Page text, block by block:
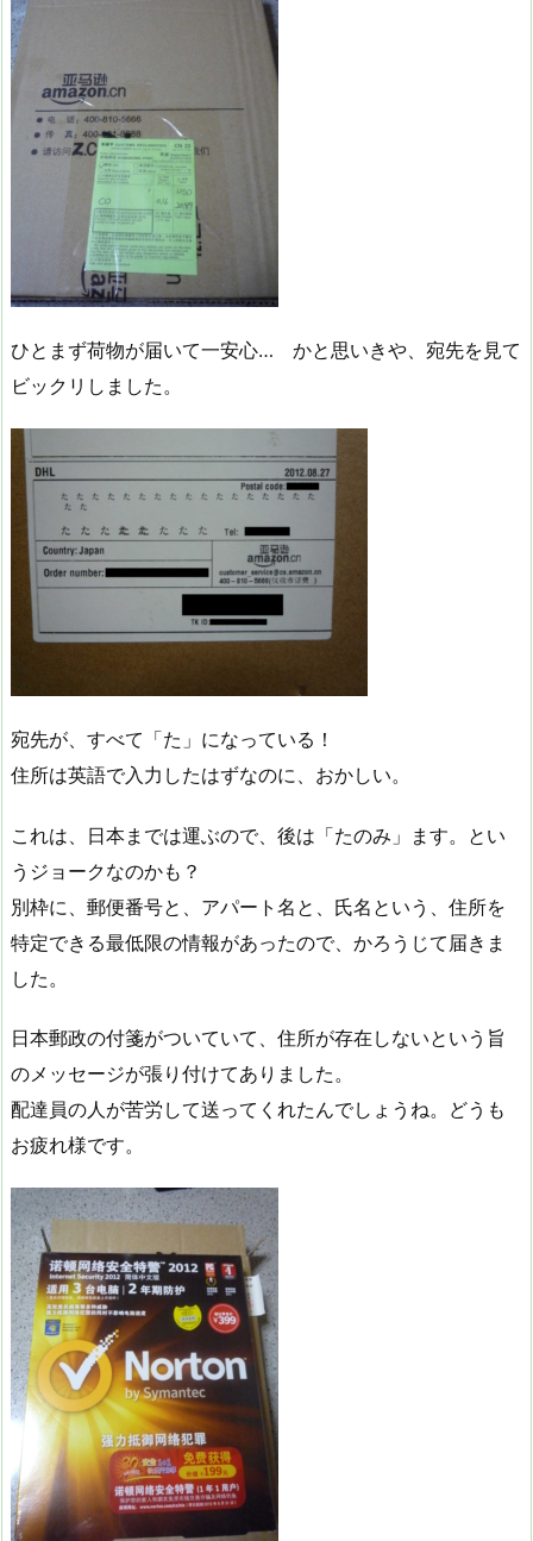
ひとまず荷物が届いて一安心… かと思いきや、宛先を見て
ビックリしました。
宛先が、すべて「た」になっている！
住所は英語で入力したはずなのに、おかしい。
これは、日本までは運ぶので、後は「たのみ」ます。とい
うジョークなのかも？
別枠に、郵便番号と、アパート名と、氏名という、住所を
特定できる最低限の情報があったので、かろうじて届きま
した。
日本郵政の付箋がついていて、住所が存在しないという旨
のメッセージが張り付けてありました。
配達員の人が苦労して送ってくれたんでしょうね。どうも
お疲れ様です。